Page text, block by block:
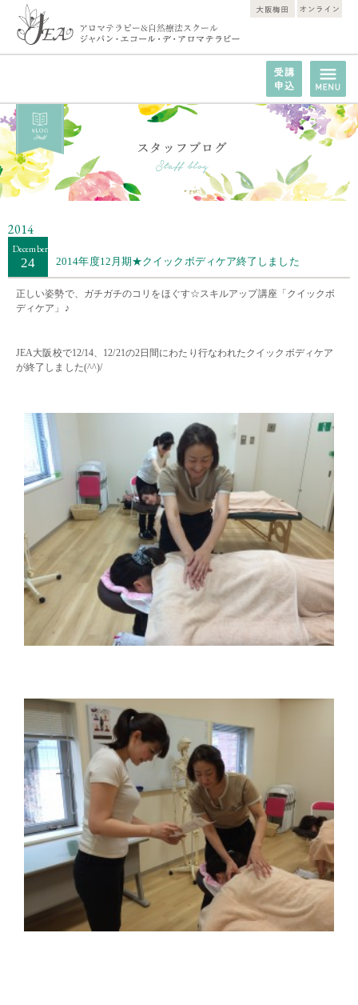
2014
December
24 2014年度12月期★クイックボディケア終了しました
正しい姿勢で、ガチガチのコリをほぐす☆ スキルアップ講座「クイックボ
ディケア」♪
JEA大阪校で12/14、12/21の2日間にわたり行なわれたクイックボディケア
が終了しました(^^)/